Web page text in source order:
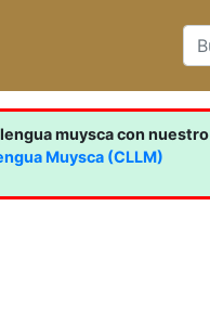
muysca con nuestro
Muysca (CLLM)